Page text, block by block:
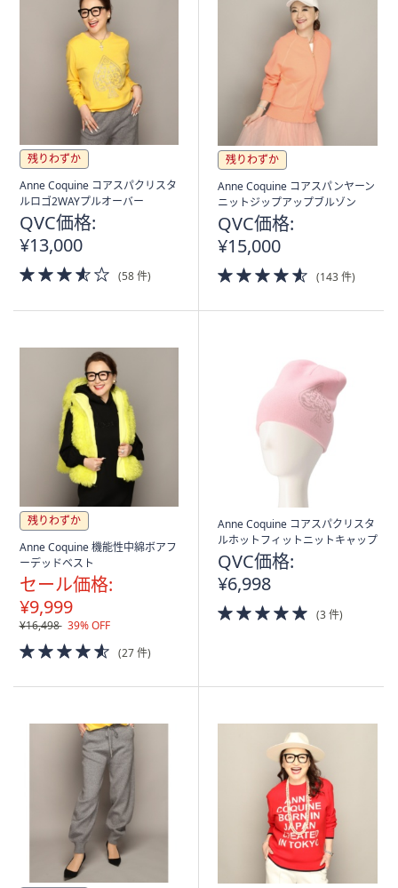
残りわずか
Anne Coquine コアスパクリスタ
ルロゴ2WAYプルオーバー
QVC価格:
¥13,000
3.5
of
(58 件)
残りわずか
Anne Coquine コアスパンヤーン
ニットジップアップブルゾン
QVC価格:
¥15,000
4.5
of
(143 件)
残りわずか
Anne Coquine 機能性中綿ボアフ
ーデッドベスト
セール価格:
¥9,999
¥16,498 39% OFF
4.5
of
(27 件)
Anne Coquine コアスパクリスタ
ルホットフィットニットキャップ
QVC価格:
¥6,998
5.0
of
(3 件)